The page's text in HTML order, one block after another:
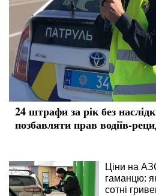
24 штрафи за рік без
позбавляти прав водіїв-
Ціни на
гаманцю:
сотні